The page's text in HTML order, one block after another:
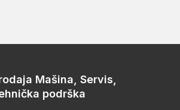
Mašina, Servis,
podrška